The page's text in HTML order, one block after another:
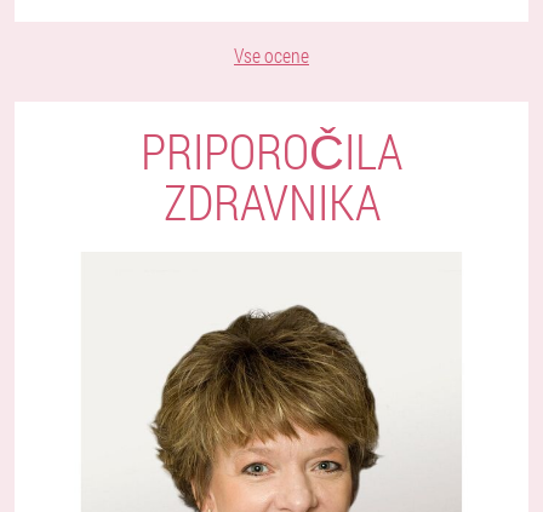
Vse ocene
PRIPOROČILA
ZDRAVNIKA